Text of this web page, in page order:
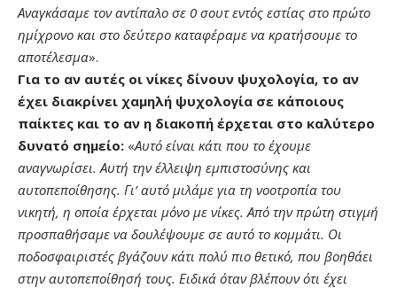
Αναγκάσαμε τον αντίπαλο σε 0 σουτ εντός εστίας στο πρώτο
ημίχρονο και στο δεύτερο καταφέραμε να κρατήσουμε το
αποτέλεσμα».
Για το αν αυτές οι νίκες δίνουν ψυχολογία, το αν
έχει διακρίνει χαμηλή ψυχολογία σε κάποιους
παίκτες και το αν η διακοπή έρχεται στο καλύτερο
δυνατό σημείο: «Αυτό είναι κάτι που το έχουμε
αναγνωρίσει. Αυτή την έλλειψη εμπιστοσύνης και
αυτοπεποίθησης. Γι’ αυτό μιλάμε για τη νοοτροπία του
νικητή, η οποία έρχεται μόνο με νίκες. Από την πρώτη στιγμή
προσπαθήσαμε να δουλέψουμε σε αυτό το κομμάτι. Οι
ποδοσφαιριστές βγάζουν κάτι πολύ πιο θετικό, που βοηθάει
στην αυτοπεποίθησή τους. Ειδικά όταν βλέπουν ότι έχει